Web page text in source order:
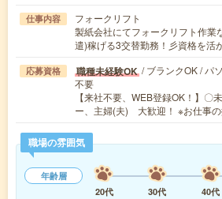
仕事内容
フォークリフト
製紙会社にてフォークリフト作業
遣)稼げる3交替勤務！彡資格を活
応募資格 職種未経験OK / ブランクOK / パ
不要
【来社不要、WEB登録OK！】〇
ー、主婦(夫) 大歓迎！ ※お仕事
職場の雰囲気
年齢層
20代
30代 40代